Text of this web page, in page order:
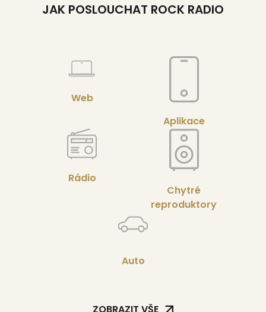
JAK POSLOUCHAT ROCK RADIO
Web
Aplikace
Rádio
Chytré
reproduktory
Auto